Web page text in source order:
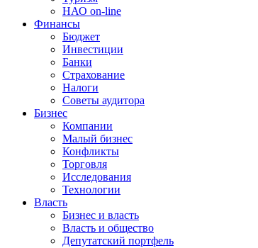
НАО on-line
Финансы
Бюджет
Инвестиции
Банки
Страхование
Налоги
Советы аудитора
Бизнес
Компании
Малый бизнес
Конфликты
Торговля
Исследования
Технологии
Власть
Бизнес и власть
Власть и общество
Депутатский портфель